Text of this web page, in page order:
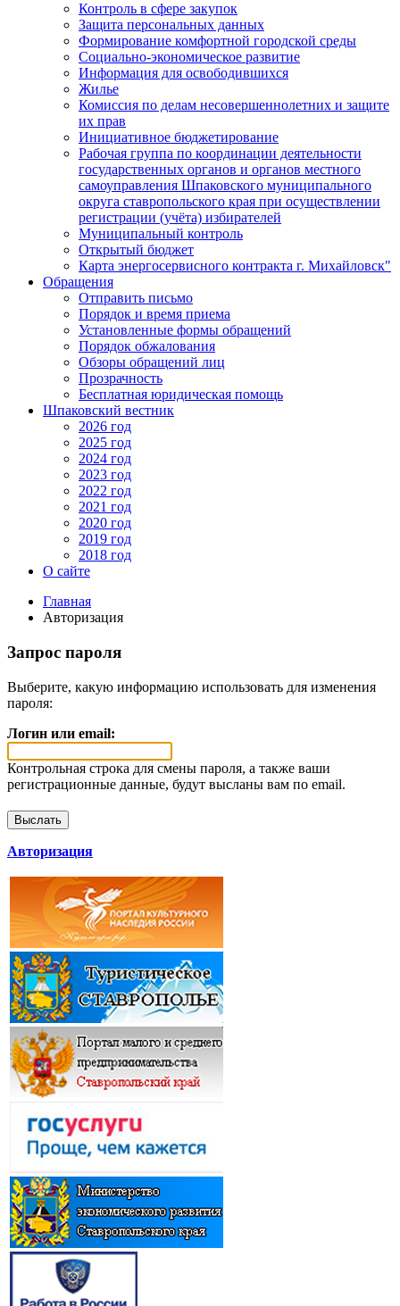
Контроль в сфере закупок
Защита персональных данных
Формирование комфортной городской среды
Социально-экономическое развитие
Информация для освободившихся
Жилье
Комиссия по делам несовершеннолетних и защите
их прав
Инициативное бюджетирование
Рабочая группа по координации деятельности
государственных органов и органов местного
самоуправления Шпаковского муниципального
округа ставропольского края при осуществлении
регистрации (учёта) избирателей
Муниципальный контроль
Открытый бюджет
Карта энергосервисного контракта г. Михайловск"
Обращения
Отправить письмо
Порядок и время приема
Установленные формы обращений
Порядок обжалования
Обзоры обращений лиц
Прозрачность
Бесплатная юридическая помощь
Шпаковский вестник
2026 год
2025 год
2024 год
2023 год
2022 год
2021 год
2020 год
2019 год
2018 год
О сайте
Главная
Авторизация
Запрос пароля
Выберите, какую информацию использовать для изменения
пароля:
Логин или email:
Контрольная строка для смены пароля, а также ваши
регистрационные данные, будут высланы вам по email.
Авторизация